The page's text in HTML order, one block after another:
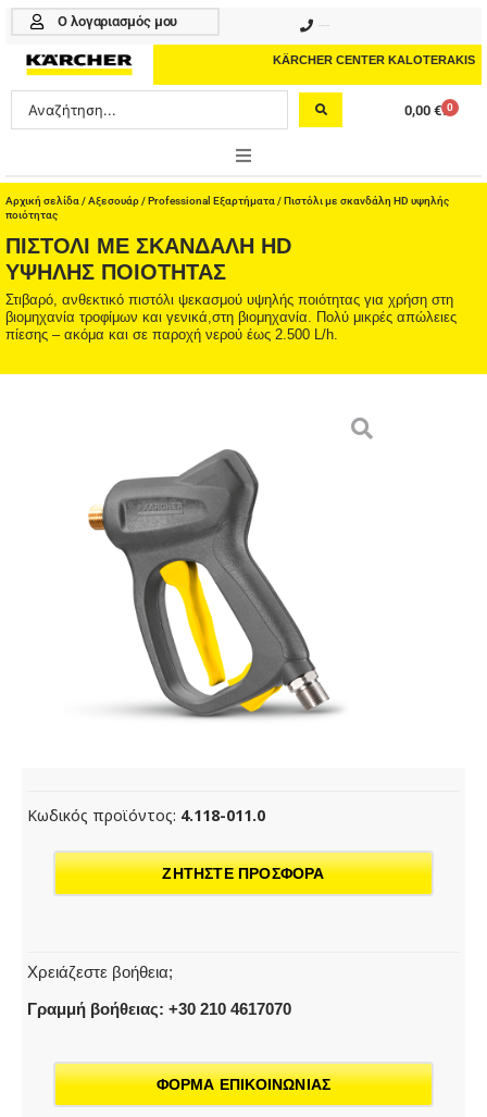
Μετάβαση
περιεχόμενο
Ο λογαριασμός μου
KÄRCHER CENTER KALOTERAKIS
Search
...
0,00 € 0
Cart
ONLINE SHOP
HOME & GARDEN
PROFESSIONAL
ΑΞΕΣΟΥΑΡ
Αρχική σελίδα /Αξεσουάρ/Professional Εξαρτήματα / Πιστόλι με σκανδάλη HD υψηλής
ποιότητας
ΠΙΣΤΌΛΙ ΜΕ ΣΚΑΝΔΆΛΗ HD
ΥΨΗΛΉΣ ΠΟΙΌΤΗΤΑΣ
Στιβαρό, ανθεκτικό πιστόλι ψεκασμού υψηλής ποιότητας για χρήση στη
βιομηχανία τροφίμων και γενικά,στη βιομηχανία. Πολύ μικρές απώλειες
πίεσης – ακόμα και σε παροχή νερού έως 2.500 L/h.
Κωδικός προϊόντος: 4.118-011.0
ΖΗΤΗΣΤΕ ΠΡΟΣΦΟΡΑ
Χρειάζεστε βοήθεια;
Γραμμή βοήθειας: +30 210 4617070
ΦΟΡΜΑ ΕΠΙΚΟΙΝΩΝΙΑΣ